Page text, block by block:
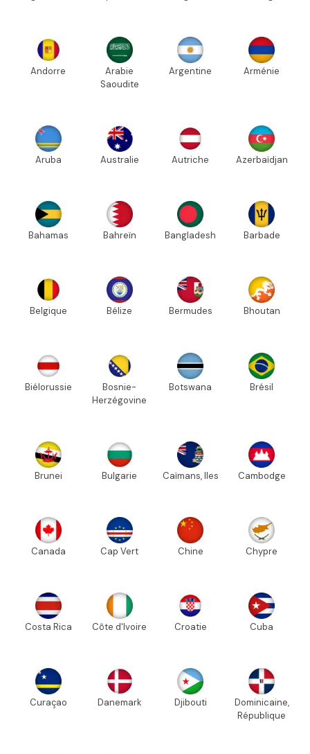
Andorre
Arabie
Saoudite
Argentine Arménie
Aruba Australie Autriche Azerbaïdjan
Bahamas Bahreïn Bangladesh Barbade
Belgique Bélize Bermudes Bhoutan
Biélorussie
Bosnie-
Herzégovine
Botswana Brésil
Brunei Bulgarie Caïmans, Iles Cambodge
Canada Cap Vert Chine Chypre
Costa Rica Côte d'Ivoire Croatie Cuba
Curaçao Danemark Djibouti
Dominicaine,
République